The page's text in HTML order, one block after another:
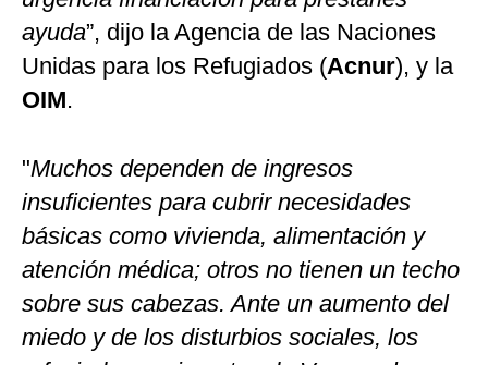
ayuda”, dijo la Agencia de las Naciones
Unidas para los Refugiados (Acnur), y la
OIM.
"Muchos dependen de ingresos
insuficientes para cubrir necesidades
básicas como vivienda, alimentación y
atención médica; otros no tienen un techo
sobre sus cabezas. Ante un aumento del
miedo y de los disturbios sociales, los